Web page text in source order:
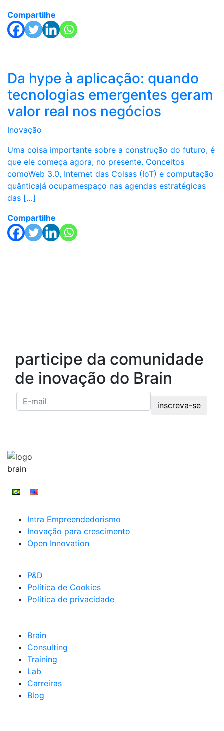
Compartilhe
Da hype à aplicação: quando
tecnologias emergentes geram
valor real nos negócios
Inovação
Uma coisa importante sobre a construção do futuro, é
que ele começa agora, no presente. Conceitos
comoWeb 3.0, Internet das Coisas (IoT) e computação
quânticajá ocupamespaço nas agendas estratégicas
das […]
Compartilhe
participe da comunidade
de inovação do Brain
inscreva-se
Intra Empreendedorismo
Inovação para crescimento
Open Innovation
P&D
Política de Cookies
Política de privacidade
Brain
Consulting
Training
Lab
Carreiras
Blog